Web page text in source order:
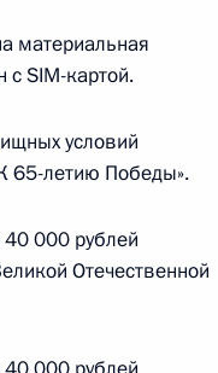
материальная
SIM-картой.
условий
65-летию Победы».
000 рублей
Отечественной